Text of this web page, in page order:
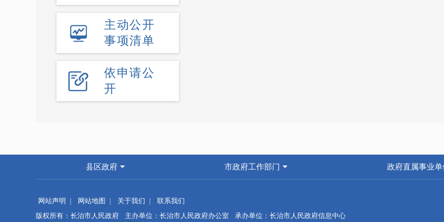
主动公开
事项清单
依申请公
开
县区政府 市政府工作部门 政府直属事业单
网站声明 网站地图 关于我们
联系我们
版权所有：长治市人民政府 主办单位：长治市人民政府办公室 承办单位：长治市人民政府信息中心